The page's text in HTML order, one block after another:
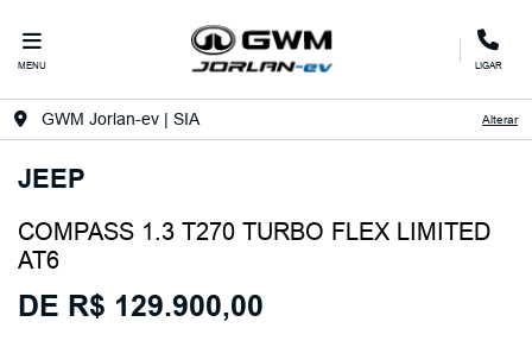
MENU LIGAR
GWM Jorlan-ev | SIA Alterar
JEEP
COMPASS 1.3 T270 TURBO FLEX LIMITED
AT6
DE R$ 129.900,00